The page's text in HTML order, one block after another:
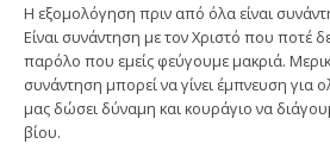
Η εξομολόγηση πριν από όλα είναι
Είναι συνάντηση με τον Χριστό που ποτέ
παρόλο που εμείς φεύγουμε μακριά.
συνάντηση μπορεί να γίνει έμπνευση για
μας δώσει δύναμη και κουράγιο να
βίου.